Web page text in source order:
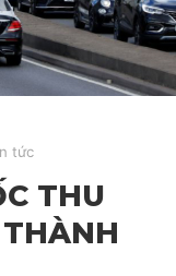
tức
THU